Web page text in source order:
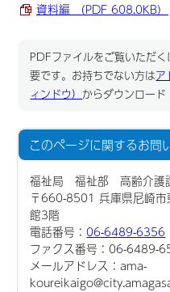
資料編 （PDF 608.0KB）
PDFファイルをご覧いただ
要です。お持ちでない方はア
ィンドウ） からダウンロード
このページに関するお問
福祉局 福祉部 高齢介護
〒660-8501 兵庫県尼崎
館3階
電話番号：06-6489-6356
ファクス番号：06-6489-
メールアドレス：ama-